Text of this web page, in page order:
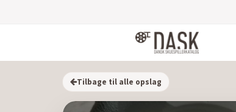
Tilbage til alle opslag